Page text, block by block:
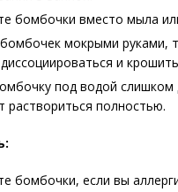
бомбочки вместо мыла
мокрыми руками,
и
под водой слишком
раствориться полностью.
бомбочки, если вы